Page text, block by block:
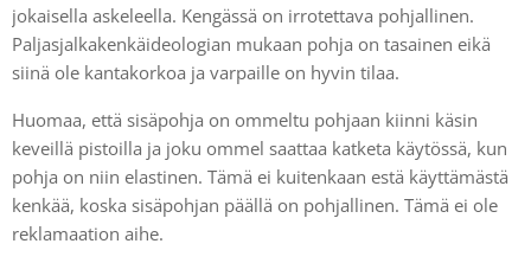
jokaisella askeleella. Kengässä on irrotettava pohjallinen.
Paljasjalkakenkäideologian mukaan pohja on tasainen eikä
siinä ole kantakorkoa ja varpaille on hyvin tilaa.
Huomaa, että sisäpohja on ommeltu pohjaan kiinni käsin
keveillä pistoilla ja joku ommel saattaa katketa käytössä, kun
pohja on niin elastinen. Tämä ei kuitenkaan estä käyttämästä
kenkää, koska sisäpohjan päällä on pohjallinen. Tämä ei ole
reklamaation aihe.